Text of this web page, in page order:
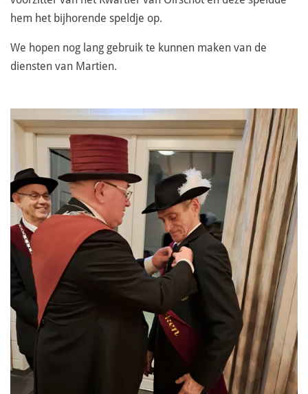
hem het bijhorende speldje op.
We hopen nog lang gebruik te kunnen maken van de
diensten van Martien.